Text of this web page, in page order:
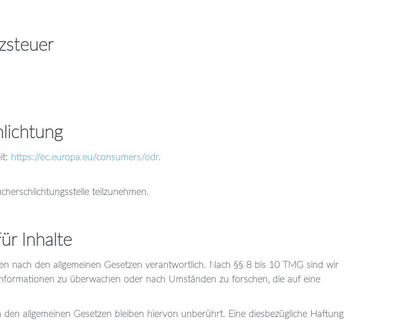
https://ec.europa.eu/consumers/odr.
teilzunehmen.
Inhalte
nach den allgemeinen Gesetzen verantwortlich. Nach §§ 8 bis 10 TMG sind wir
zu überwachen oder nach Umständen zu forschen, die auf eine
allgemeinen Gesetzen bleiben hiervon unberührt. Eine diesbezügliche Haftung